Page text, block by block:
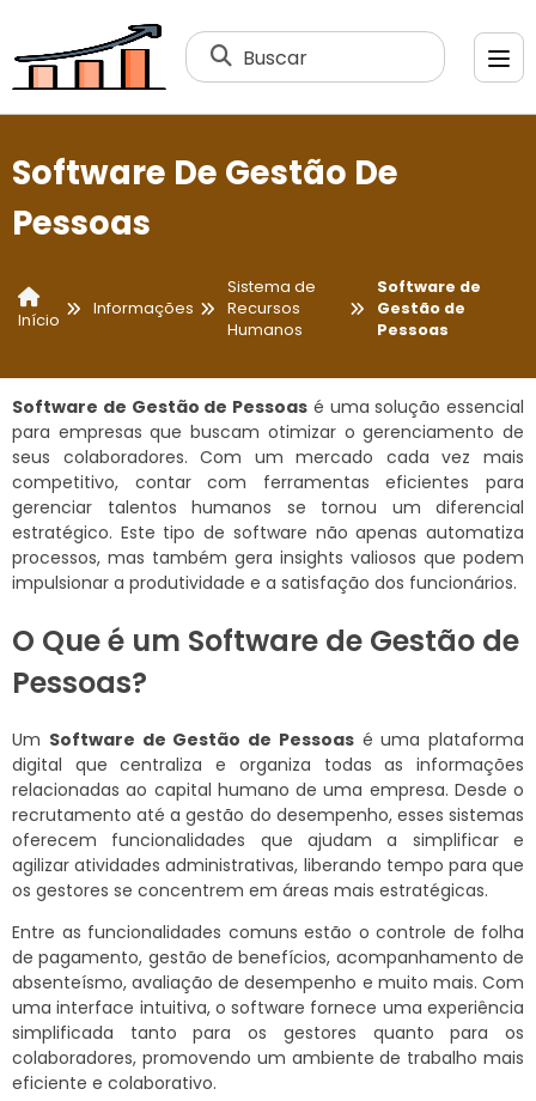
Buscar
Software De Gestão De
Pessoas
Início
Informações
Sistema de
Recursos
Humanos
Software de
Gestão de
Pessoas
Software de Gestão de Pessoas é uma solução essencial
para empresas que buscam otimizar o gerenciamento de
seus colaboradores. Com um mercado cada vez mais
competitivo, contar com ferramentas eficientes para
gerenciar talentos humanos se tornou um diferencial
estratégico. Este tipo de software não apenas automatiza
processos, mas também gera insights valiosos que podem
impulsionar a produtividade e a satisfação dos funcionários.
O Que é um Software de Gestão de
Pessoas?
Um Software de Gestão de Pessoasé uma plataforma
digital que centraliza e organiza todas as informações
relacionadas ao capital humano de uma empresa. Desde o
recrutamento até a gestão do desempenho, esses sistemas
oferecem funcionalidades que ajudam a simplificar e
agilizar atividades administrativas, liberando tempo para que
os gestores se concentrem em áreas mais estratégicas.
Entre as funcionalidades comuns estão o controle de folha
de pagamento, gestão de benefícios, acompanhamento de
absenteísmo, avaliação de desempenho e muito mais. Com
uma interface intuitiva, o software fornece uma experiência
simplificada tanto para os gestores quanto para os
colaboradores, promovendo um ambiente de trabalho mais
eficiente e colaborativo.